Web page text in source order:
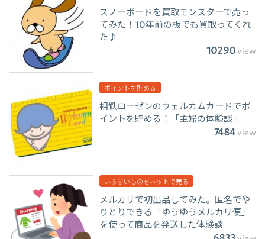
スノーボードを買取モンスターで売っ
てみた！10年前の板でも買取ってくれ
た♪
10290view
ポイントを貯める
相鉄ローゼンのウェルカムカードでポ
イントを貯める！「主婦の体験談」
7484view
いらないものをネットで売る
メルカリで初出品してみた。匿名でや
りとりできる「ゆうゆうメルカリ便」
を使って商品を発送した体験談